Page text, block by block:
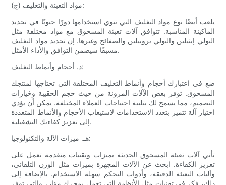
(ج) مواد التعبئة والتغليف:
يلعب أيضًا نوع مواد التغليف التي تنوي استخدامها دورًا حيويًا في تحديد
الماكينة المناسبة. تتوافق آلات تعبئة المسحوق مع مواد مختلفة مثل
البولي إيثيلين والبولي بروبيلين والصفائح وغيرها. إن تحديد مواد التغليف
مسبقًا سيضمن التوافق والأداء الأمثل.
د. أحجام وأنماط التغليف:
ضع في اعتبارك أحجام وأنماط التغليف المختلفة التي تحتاجها لمنتجك
المسحوق. توفر بعض الآلات المرونة من حيث حجم الحقيبة وخيارات
التصميم، مما يسمح لك بتلبية احتياجات العملاء المختلفة. يمكن أن يؤدي
اختيار آلة تتميز بتعدد الاستخدامات لاستيعاب الأحجام والأنماط المتعددة
إلى تعزيز كفاءتك التشغيلية.
هـ. ميزات الآلة والتكنولوجيا:
تأتي آلات تعبئة المسحوق الحديثة بميزات وتقنيات متقدمة تعمل على
تعزيز الكفاءة. ابحث عن الآلات المجهزة بميزات مثل الوزن التلقائي،
وآليات التعبئة الدقيقة، وأدوات التحكم سهلة الاستخدام. بالإضافة إلى